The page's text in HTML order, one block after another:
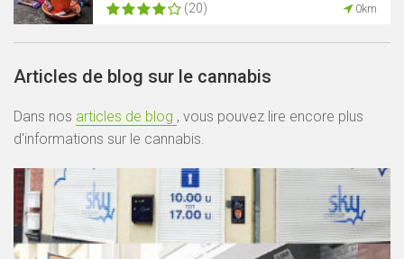
(20) 0km
Articles de blog sur le cannabis
Dans nos articles de blog , vous pouvez lire encore plus
d'informations sur le cannabis.